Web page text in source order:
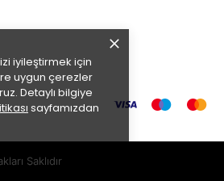
iyileştirmek için
uygun çerezler
Detaylı bilgiye
sayfamızdan
Saklıdır